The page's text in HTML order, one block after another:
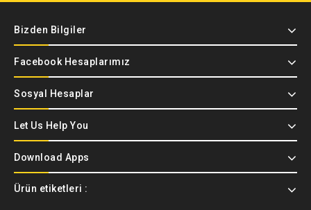
Bizden Bilgiler
Facebook Hesaplarımız
Sosyal Hesaplar
Let Us Help You
Download Apps
Ürün etiketleri :